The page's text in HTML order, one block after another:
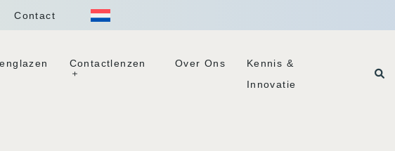
Contact
Contactlenzen Over Ons
Kennis &
Innovatie